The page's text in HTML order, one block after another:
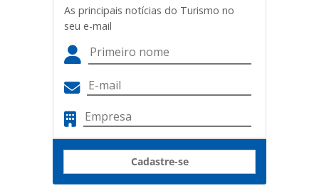
As principais notícias do Turismo no
seu e-mail
Cadastre-se